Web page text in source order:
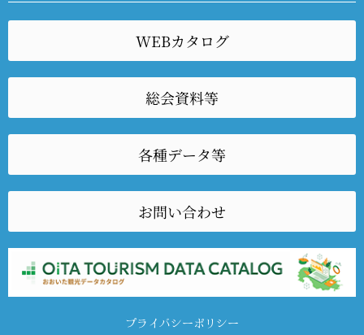
WEBカタログ
総会資料等
各種データ等
お問い合わせ
プライバシーポリシー